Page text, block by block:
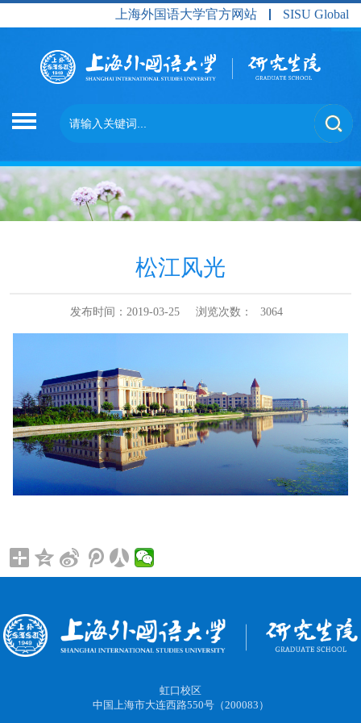
上海外国语大学官方网站 SISU Global
松江风光
发布时间：2019-03-25 浏览次数： 3064
虹口校区
中国上海市大连西路550号（200083）